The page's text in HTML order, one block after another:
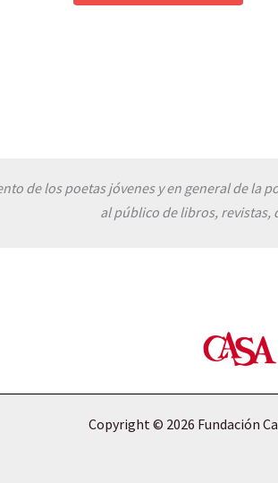
de los poetas jóvenes y en general de la
al público de libros, revistas,
Copyright © 2026 Fundación